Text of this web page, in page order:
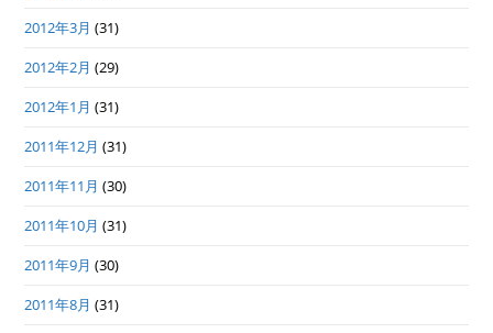
2012年3月 (31)
2012年2月 (29)
2012年1月 (31)
2011年12月 (31)
2011年11月 (30)
2011年10月 (31)
2011年9月 (30)
2011年8月 (31)